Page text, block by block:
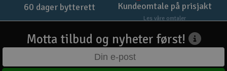
60 dager bytterett Kundeomtale på prisjakt
Les våre omtaler
Motta tilbud og nyheter først!